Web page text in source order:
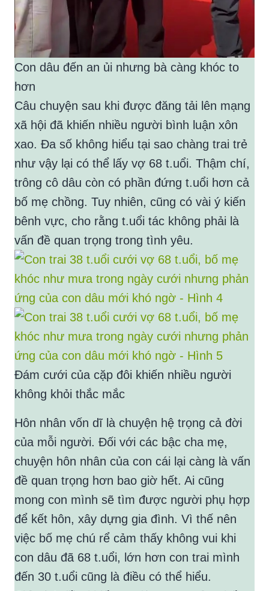
Con dâu đến an ủi nhưng bà càng khóc to
hơn
Câu chuyện sau khi được đăng tải lên mạng
xã hội đã khiến nhiều người bình luận xôn
xao. Đa số không hiểu tại sao chàng trai trẻ
như vậy lại có thể lấy vợ 68 t.uổi. Thậm chí,
trông cô dâu còn có phần đứng t.uổi hơn cả
bố mẹ chồng. Tuy nhiên, cũng có vài ý kiến
bênh vực, cho rằng t.uổi tác không phải là
vấn đề quan trọng trong tình yêu.
Đám cưới của cặp đôi khiến nhiều người
không khỏi thắc mắc
Hôn nhân vốn dĩ là chuyện hệ trọng cả đời
của mỗi người. Đối với các bậc cha mẹ,
chuyện hôn nhân của con cái lại càng là vấn
đề quan trọng hơn bao giờ hết. Ai cũng
mong con mình sẽ tìm được người phụ hợp
để kết hôn, xây dựng gia đình. Vì thế nên
việc bố mẹ chú rể cảm thấy không vui khi
con dâu đã 68 t.uổi, lớn hơn con trai mình
đến 30 t.uổi cũng là điều có thể hiểu.